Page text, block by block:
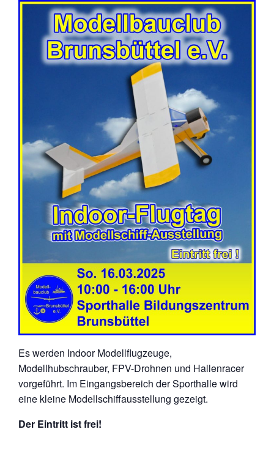
Es werden Indoor Modellflugzeuge,
Modellhubschrauber, FPV-Drohnen und Hallenracer
vorgeführt. Im Eingangsbereich der Sporthalle wird
eine kleine Modellschiffausstellung gezeigt.
Der Eintritt ist frei!